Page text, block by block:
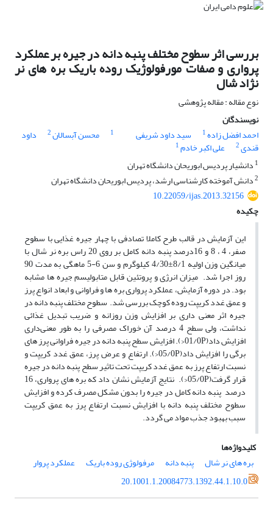
بررسی اثر سطوح مختلف پنبه دانه در جیره بر عملکرد
پرواری و صفات مورفولوژیک روده باریک بره های نر
نژاد شال
نوع مقاله : مقاله پژوهشی
نویسندگان
احمد افضل زاده1 سید داود شریفی 1 محسن آبسالان2 داود
قندی2 علی اکبر خادم1
1 دانشیار پردیس ابوریحان دانشگاه تهران
2دانش آموخته کارشناسی ارشد، پردیس ابوریحان دانشگاه تهران
10.22059/ijas.2013.32156
چکیده
این آزمایش در قالب طرح کاملا تصادفی با چهار جیره غذایی با سطوح
صفر، 4 ، 8 و 16درصد پنبه دانه کامل بر روی 20 راس بره نر شال با
میانگین وزن اولیه 8/1±4/30 کیلوگرم و سن 6-5 ماهگی به مدت 90
روز اجرا شد. میزان انرژی و پروتئین قابل متابولیسم جیره ها مشابه
بود. در دوره آزمایش، عملکرد پرواری بره ها و فراوانی و ابعاد انواع پرز
و عمق غدد کریپت روده کوچک بررسی شد. سطوح مختلف پنبه دانه در
جیره اثر معنی داری بر افزایش وزن روزانه و ضریب تبدیل غذائی
نداشت، ولی سطح 4 درصد آن خوراک مصرفی را به طور معنی‌داری
افزایش داد(01/0P<). افزایش سطح پنبه دانه در جیره فراوانی پرز های
برگی را افزایش داد(05/0P<). ارتفاع و عرض پرز، عمق غدد کریپت و
نسبت ارتفاع پرز به عمق غدد کریپت تحت تاثیر سطح پنبه دانه در جیره
قرار گرفت(05/0P<). نتایج آزمایش نشان داد که بره های پرواری، 16
درصد پنبه دانه کامل در جیره را بدون مشکل مصرف کرده و افزایش
سطوح مختلف پنبه دانه با افزایش نسبت ارتفاع پرز به عمق کریپت
سبب بهبود جذب مواد می گردد.
کلیدواژه‌ها
بره های نر شال
پنبه دانه مرفولوژی روده باریک
عملکرد پروار
20.1001.1.20084773.1392.44.1.10.0